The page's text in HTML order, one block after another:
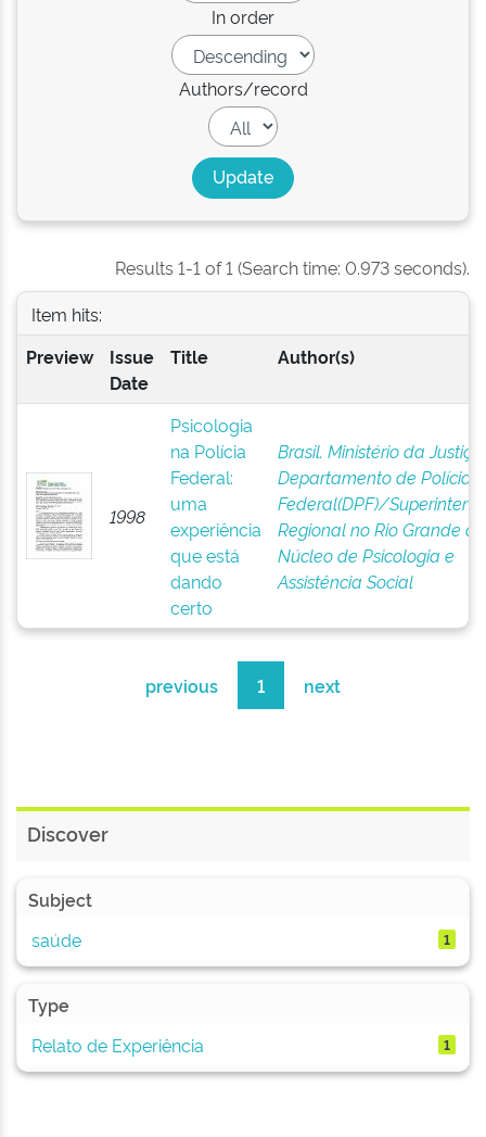
In order
Authors/record
Results 1-1 of 1 (Search time: 0.973 seconds).
Item hits:
Preview
Issue
Date
Title Author(s)
1998
Psicologia
na Polícia
Federal:
uma
experiência
que está
dando
certo
Brasil. Ministério da Justiça
Departamento de Polícia
Federal(DPF)/
Regional no Rio Grande
Núcleo de Psicologia e
Assistência Social
previous 1 next
Discover
Subject
saúde
1
Type
Relato de Experiência
1